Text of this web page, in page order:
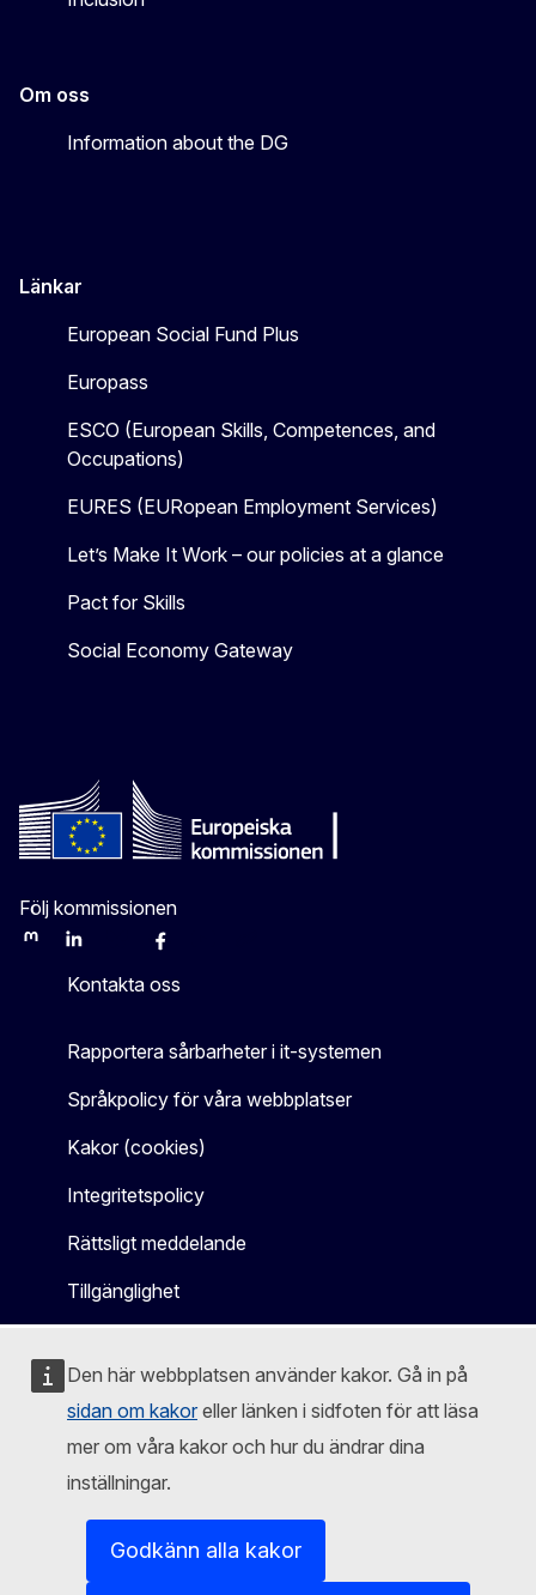
Den här webbplatsen använder kakor. Gå in på
sidan om kakor eller länken i sidfoten för att läsa
mer om våra kakor och hur du ändrar dina
inställningar.
Godkänn alla kakor
Om oss
Information about the DG
Länkar
European Social Fund Plus
Europass
ESCO (European Skills, Competences, and
Occupations)
EURES (EURopean Employment Services)
Let’s Make It Work – our policies at a glance
Pact for Skills
Social Economy Gateway
Följ kommissionen
MastodonLinkedInBlueskyFacebook
Kontakta oss
Rapportera sårbarheter i it-systemen
Språkpolicy för våra webbplatser
Kakor (cookies)
Integritetspolicy
Rättsligt meddelande
Tillgänglighet